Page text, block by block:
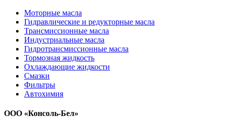
Моторные масла
Гидравлические и редукторные масла
Трансмиссионные масла
Индустриальные масла
Гидротрансмиссионные масла
Тормозная жидкость
Охлаждающие жидкости
Смазки
Фильтры
Автохимия
ООО «Консоль-Бел»